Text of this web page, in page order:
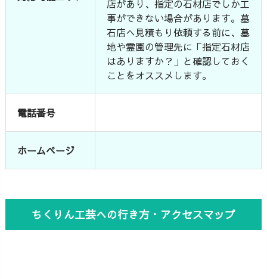
店があり、指定の石材店でしか工
事ができない場合があります。墓
石店へ見積もり依頼する前に、墓
地や霊園の管理先に「指定石材店
はありますか？」と確認しておく
ことをオススメします。
電話番号
ホームページ
ちくりん工芸への行き方・アクセスマップ